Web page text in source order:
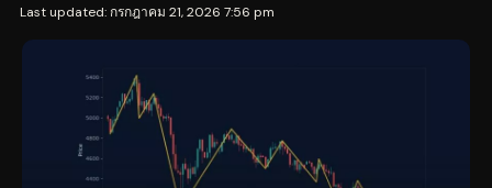
Last updated: กรกฎาคม 21, 2026 7:56 pm